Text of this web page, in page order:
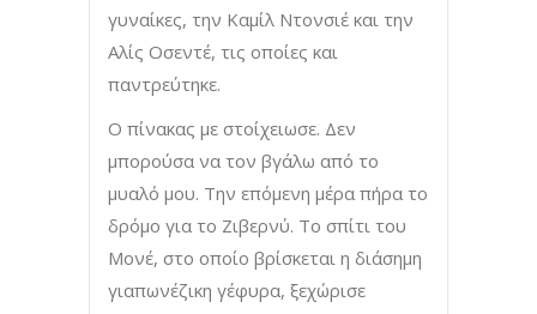
γυναίκες, την Καμίλ Ντονσιέ και την
Αλίς Οσεντέ, τις οποίες και
παντρεύτηκε.
Ο πίνακας με στοίχειωσε. Δεν
μπορούσα να τον βγάλω από το
μυαλό μου. Την επόμενη μέρα πήρα το
δρόμο για το Ζιβερνύ. Το σπίτι του
Μονέ, στο οποίο βρίσκεται η διάσημη
γιαπωνέζικη γέφυρα, ξεχώρισε